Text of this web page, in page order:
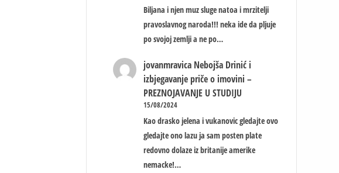
Biljana i njen muz sluge natoa i mrzitelji
pravoslavnog naroda!!! neka ide da pljuje
po svojoj zemlji a ne po…
jovanmravica Nebojša Drinić i
izbjegavanje priče o imovini –
PREZNOJAVANJE U STUDIJU
15/08/2024
Kao drasko jelena i vukanovic gledajte ovo
gledajte ono lazu ja sam posten plate
redovno dolaze iz britanije amerike
nemacke!…